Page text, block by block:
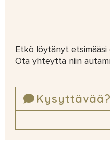
Etkö löytänyt etsimääsi
Ota yhteyttä niin